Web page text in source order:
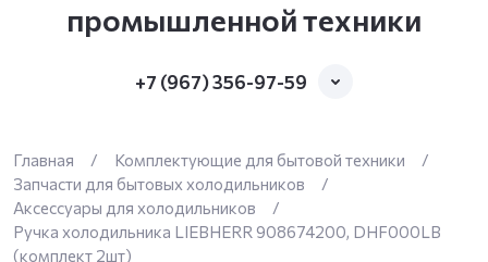
промышленной техники
+7 (967) 356-97-59
Главная / Комплектующие для бытовой техники
/
Запчасти для бытовых холодильников
/
Аксессуары для холодильников
/
Ручка холодильника LIEBHERR 908674200, DHF000LB
(комплект 2шт)